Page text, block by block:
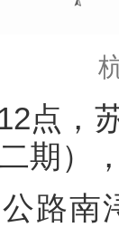
点，
期）
路南